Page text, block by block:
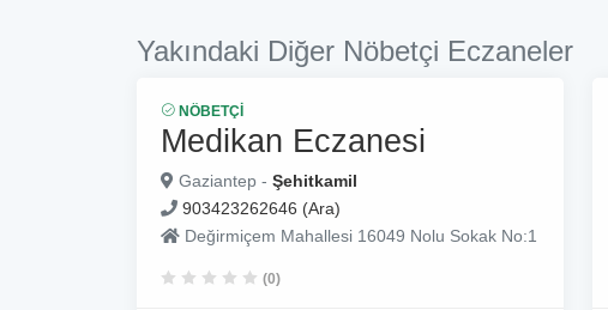
Yakındaki Diğer Nöbetçi Eczaneler
NÖBETÇI
Medikan Eczanesi
Gaziantep - Şehitkamil
903423262646 (Ara)
Değirmiçem Mahallesi 16049 Nolu Sokak No:1
(0)